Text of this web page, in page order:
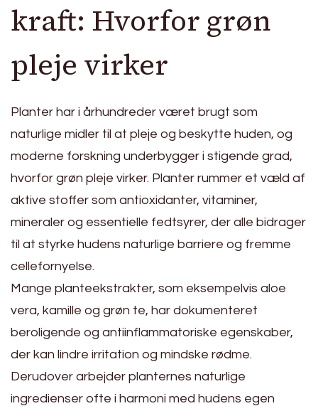
kraft: Hvorfor grøn
pleje virker
Planter har i århundreder været brugt som
naturlige midler til at pleje og beskytte huden, og
moderne forskning underbygger i stigende grad,
hvorfor grøn pleje virker. Planter rummer et væld af
aktive stoffer som antioxidanter, vitaminer,
mineraler og essentielle fedtsyrer, der alle bidrager
til at styrke hudens naturlige barriere og fremme
cellefornyelse.
Mange planteekstrakter, som eksempelvis aloe
vera, kamille og grøn te, har dokumenteret
beroligende og antiinflammatoriske egenskaber,
der kan lindre irritation og mindske rødme.
Derudover arbejder planternes naturlige
ingredienser ofte i harmoni med hudens egen